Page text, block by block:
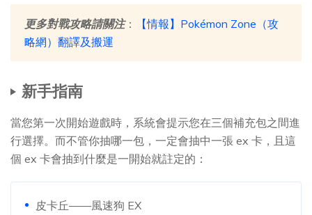
更多對戰攻略請關注：
【情報】Pokémon Zone（攻
略網）翻譯及搬運
新手指南
當您第一次開始遊戲時，系統會提示您在三個補充包之間進
行選擇。而不管你抽哪一包，一定會抽中一張 ex 卡，且這
個 ex 卡會抽到什麼是一開始就註定的：
皮卡丘——風速狗 EX